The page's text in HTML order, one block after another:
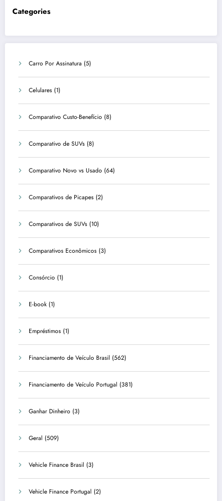
Categories
Carro Por Assinatura (5)
Celulares (1)
Comparativo Custo-Benefício (8)
Comparativo de SUVs (8)
Comparativo Novo vs Usado (64)
Comparativos de Picapes (2)
Comparativos de SUVs (10)
Comparativos Econômicos (3)
Consórcio (1)
E-book (1)
Empréstimos (1)
Financiamento de Veículo Brasil (562)
Financiamento de Veículo Portugal (381)
Ganhar Dinheiro (3)
Geral (509)
Vehicle Finance Brasil (3)
Vehicle Finance Portugal (2)